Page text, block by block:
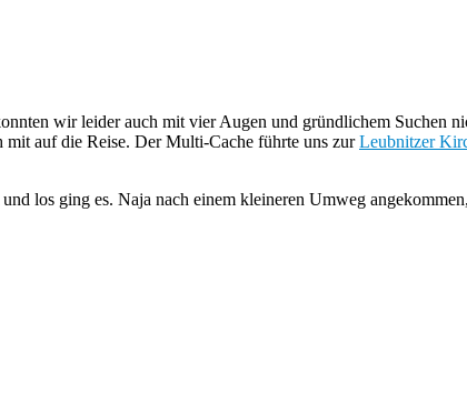
wir leider auch mit vier Augen und gründlichem Suchen
mit auf die Reise. Der Multi-Cache führte uns zurLeubnitzer
los ging es. Naja nach einem kleineren Umweg